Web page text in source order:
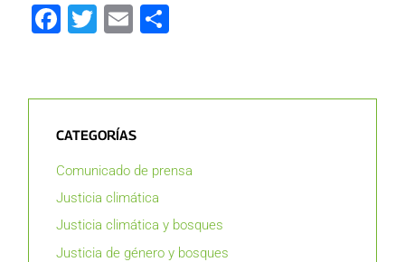
Facebook
Twitter
Email
CATEGORÍAS
Comunicado de prensa
Justicia climática
Justicia climática y bosques
Justicia de género y bosques